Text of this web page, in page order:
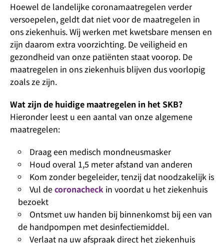
Hoewel de landelijke coronamaatregelen verder
versoepelen, geldt dat niet voor de maatregelen in
ons ziekenhuis. Wij werken met kwetsbare mensen en
zijn daarom extra voorzichting. De veiligheid en
gezondheid van onze patiënten staat voorop. De
maatregelen in ons ziekenhuis blijven dus voorlopig
zoals ze zijn.
Wat zijn de huidige maatregelen in het SKB?
Hieronder leest u een aantal van onze algemene
maatregelen:
Draag een medisch mondneusmasker
Houd overal 1,5 meter afstand van anderen
Kom zonder begeleider, tenzij dat noodzakelijk is
Vul decoronacheck in voordat u het ziekenhuis
bezoekt
Ontsmet uw handen bij binnenkomst bij een van
de handpompen met desinfectiemiddel.
Verlaat na uw afspraak direct het ziekenhuis